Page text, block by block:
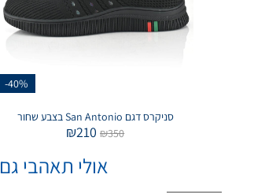
-40%
סניקרס דגם San Antonio בצבע שחור
₪350
₪210
אולי תאהבי גם